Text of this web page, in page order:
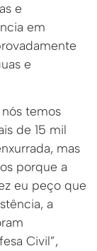
e
em
e
temos
de 15 mil
mas
porque a
eu peço que
a
Civil”,